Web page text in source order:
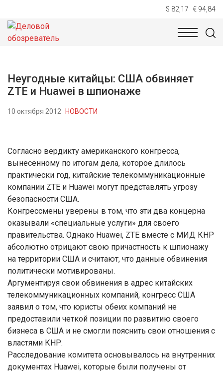
$ 82,17 € 94,84
НОВОСТИ
Неугодные китайцы: США обвиняет
ZTE и Huawei в шпионаже
10 октября 2012 НОВОСТИ
Согласно вердикту американского конгресса,
вынесенному по итогам дела, которое длилось
практически год, китайские телекоммуникационные
компании ZTE и Huawei могут представлять угрозу
безопасности США.
Конгрессмены уверены в том, что эти два концерна
оказывали «специальные услуги» для своего
правительства. Однако Huawei, ZTE вместе с МИД КНР
абсолютно отрицают свою причастность к шпионажу
на территории США и считают, что данные обвинения
политически мотивированы.
Аргументируя свои обвинения в адрес китайских
телекоммуникационных компаний, конгресс США
заявил о том, что юристы обеих компаний не
предоставили четкой позиции по развитию своего
бизнеса в США и не смогли пояснить свои отношения с
властями КНР.
Расследование комитета основывалось на внутренних
документах Huawei, которые были получены от